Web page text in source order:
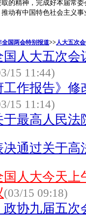
的精神，完成好本届常
动有中国特色社会主义
全国两会特别报道>>人大五次
国人大五次
15 11:44)
工作报告》
15 11:14)
于最高人民法
决通过关于高
国人大今天
(03/15 09:18)
政协九届五次